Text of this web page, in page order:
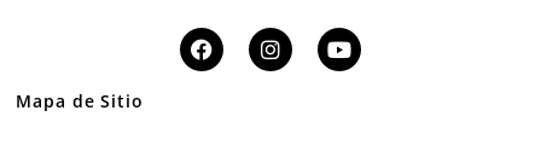
Mapa de Sitio